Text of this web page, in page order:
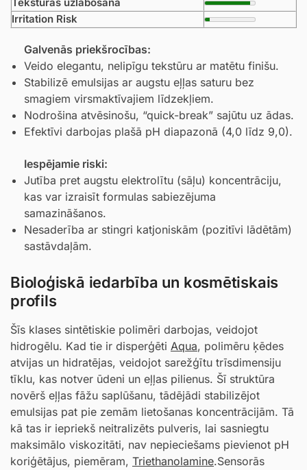
Irritation Risk
Galvenās priekšrocības:
Veido elegantu, nelipīgu tekstūru ar matētu finišu.
Stabilizē emulsijas ar augstu eļļas saturu bez
smagiem virsmaktīvajiem līdzekļiem.
Nodrošina atvēsinošu, “quick-break” sajūtu uz ādas.
Efektīvi darbojas plašā pH diapazonā (4,0 līdz 9,0).
Iespējamie riski:
Jutība pret augstu elektrolītu (sāļu) koncentrāciju,
kas var izraisīt formulas sabiezējuma
samazināšanos.
Nesaderība ar stingri katjoniskām (pozitīvi lādētām)
sastāvdaļām.
Bioloģiskā iedarbība un kosmētiskais
profils
Šīs klases sintētiskie polimēri darbojas, veidojot
hidrogēlu. Kad tie ir disperģēti Aqua, polimēru ķēdes
atvijas un hidratējas, veidojot sarežģītu trīsdimensiju
tīklu, kas notver ūdeni un eļļas pilienus. Šī struktūra
novērš eļļas fāžu saplūšanu, tādējādi stabilizējot
emulsijas pat pie zemām lietošanas koncentrācijām. Tā
kā tas ir iepriekš neitralizēts pulveris, lai sasniegtu
maksimālo viskozitāti, nav nepieciešams pievienot pH
koriģētājus, piemēram, Triethanolamine.Sensorās